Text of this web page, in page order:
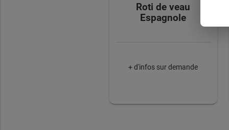
Roti de veau
Espagnole
+ d'infos sur demande